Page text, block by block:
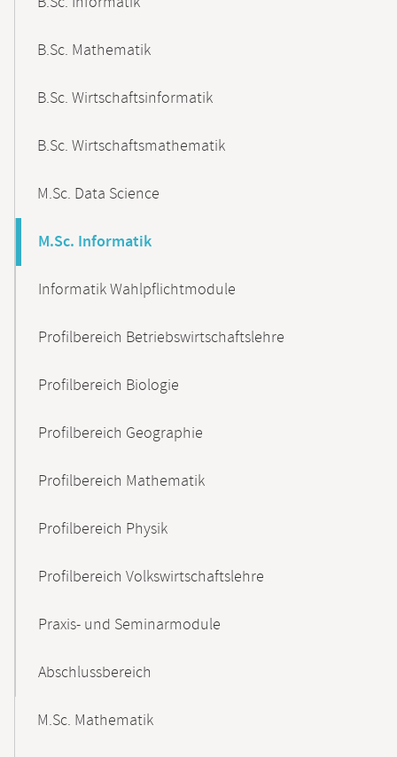
B.Sc. Mathematik
B.Sc. Wirtschaftsinformatik
B.Sc. Wirtschaftsmathematik
M.Sc. Data Science
M.Sc. Informatik
Informatik Wahlpflichtmodule
Profilbereich Betriebswirtschaftslehre
Profilbereich Biologie
Profilbereich Geographie
Profilbereich Mathematik
Profilbereich Physik
Profilbereich Volkswirtschaftslehre
Praxis- und Seminarmodule
Abschlussbereich
M.Sc. Mathematik